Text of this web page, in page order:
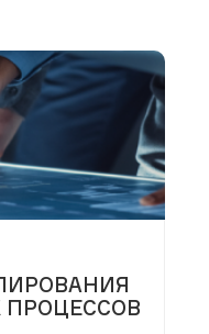
ПРОЦЕССОВ